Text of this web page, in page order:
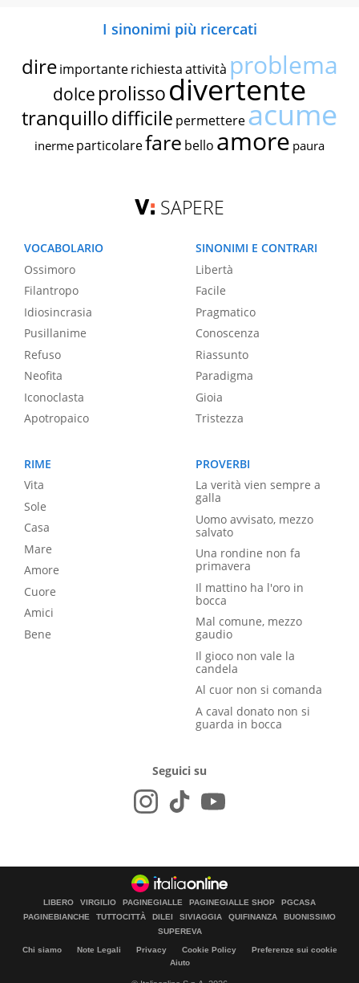
I sinonimi più ricercati
dire importante richiestaattività problema
dolce prolissodivertente
tranquillodifficile permettereacume
inerme particolarefare bello amore paura
SAPERE
VOCABOLARIO
Ossimoro
Filantropo
Idiosincrasia
Pusillanime
Refuso
Neofita
Iconoclasta
Apotropaico
SINONIMI E CONTRARI
Libertà
Facile
Pragmatico
Conoscenza
Riassunto
Paradigma
Gioia
Tristezza
RIME
Vita
Sole
Casa
Mare
Amore
Cuore
Amici
Bene
PROVERBI
La verità vien sempre a
galla
Uomo avvisato, mezzo
salvato
Una rondine non fa
primavera
Il mattino ha l'oro in
bocca
Mal comune, mezzo
gaudio
Il gioco non vale la
candela
Al cuor non si comanda
A caval donato non si
guarda in bocca
Seguici su
LIBERO VIRGILIO PAGINEGIALLE PAGINEGIALLE SHOP
PGCASA
PAGINEBIANCHE
TUTTOCITTÀ DILEI SIVIAGGIA QUIFINANZA
BUONISSIMO
SUPEREVA
Chi siamo Note Legali Privacy Cookie Policy
Preferenze sui cookie
Aiuto